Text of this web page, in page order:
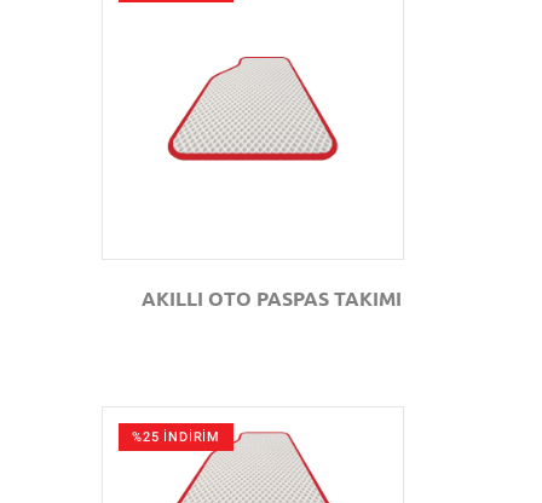
GÖZAT
AKILLI OTO PASPAS TAKIMI
%25 İNDİRİM